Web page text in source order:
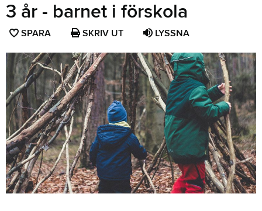
3 år - barnet i förskola
SPARA SPARA
SOM
FAVORIT
SKRIV UT LYSSNA